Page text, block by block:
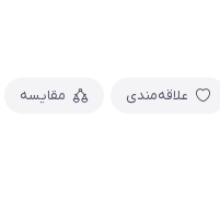
علاقه‌مندی مقایسه